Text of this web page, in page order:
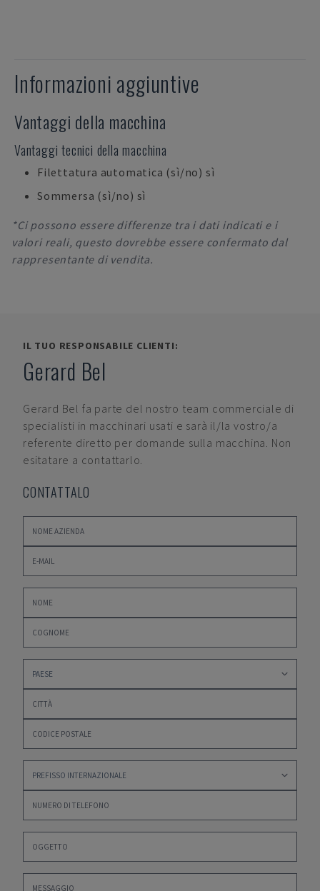
Informazioni aggiuntive
Vantaggi della macchina
Vantaggi tecnici della macchina
Filettatura automatica (sì/no) sì
Sommersa (sì/no) sì
*Ci possono essere differenze tra i dati indicati e i
valori reali, questo dovrebbe essere confermato dal
rappresentante di vendita.
IL TUO RESPONSABILE CLIENTI:
Gerard Bel
Gerard Bel fa parte del nostro team commerciale di
specialisti in macchinari usati e sarà il/la vostro/a
referente diretto per domande sulla macchina. Non
esitatare a contattarlo.
CONTATTALO